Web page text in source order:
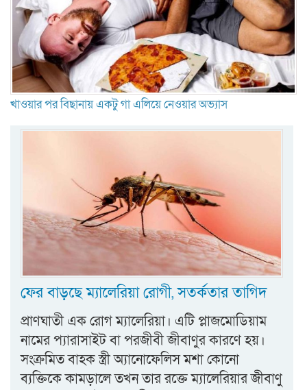
খাওয়ার পর বিছানায় একটু গা এলিয়ে নেওয়ার অভ্যাস
ফের বাড়ছে ম্যালেরিয়া রোগী, সতর্কতার তাগিদ
প্রাণঘাতী এক রোগ ম্যালেরিয়া। এটি প্লাজমোডিয়াম
নামের প্যারাসাইট বা পরজীবী জীবাণুর কারণে হয়।
সংক্রমিত বাহক স্ত্রী অ্যানোফেলিস মশা কোনো
ব্যক্তিকে কামড়ালে তখন তার রক্তে ম্যালেরিয়ার জীবাণু